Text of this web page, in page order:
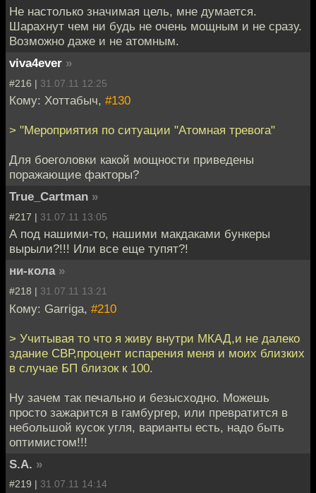
Не настолько значимая цель, мне думается.
Шарахнут чем ни будь не очень мощным и не сразу.
Возможно даже и не атомным.
viva4ever »
#216 | 31.07.11 12:25
Кому: Хоттабыч, #130
> "Мероприятия по ситуации "Атомная тревога"
Для боеголовки какой мощности приведены
поражающие факторы?
True_Cartman »
#217 | 31.07.11 13:05
А под нашими-то, нашими макдаками бункеры
вырыли?!!! Или все еще тупят?!
ни-кола »
#218 | 31.07.11 13:21
Кому: Garriga, #210
> Учитывая то что я живу внутри МКАД,и не далеко
здание СВР,процент испарения меня и моих близких
в случае БП близок к 100.
Ну зачем так печально и безысходно. Можешь
просто зажарится в гамбургер, или превратится в
небольшой кусок угля, варианты есть, надо быть
оптимистом!!!
S.A. »
#219 | 31.07.11 14:14